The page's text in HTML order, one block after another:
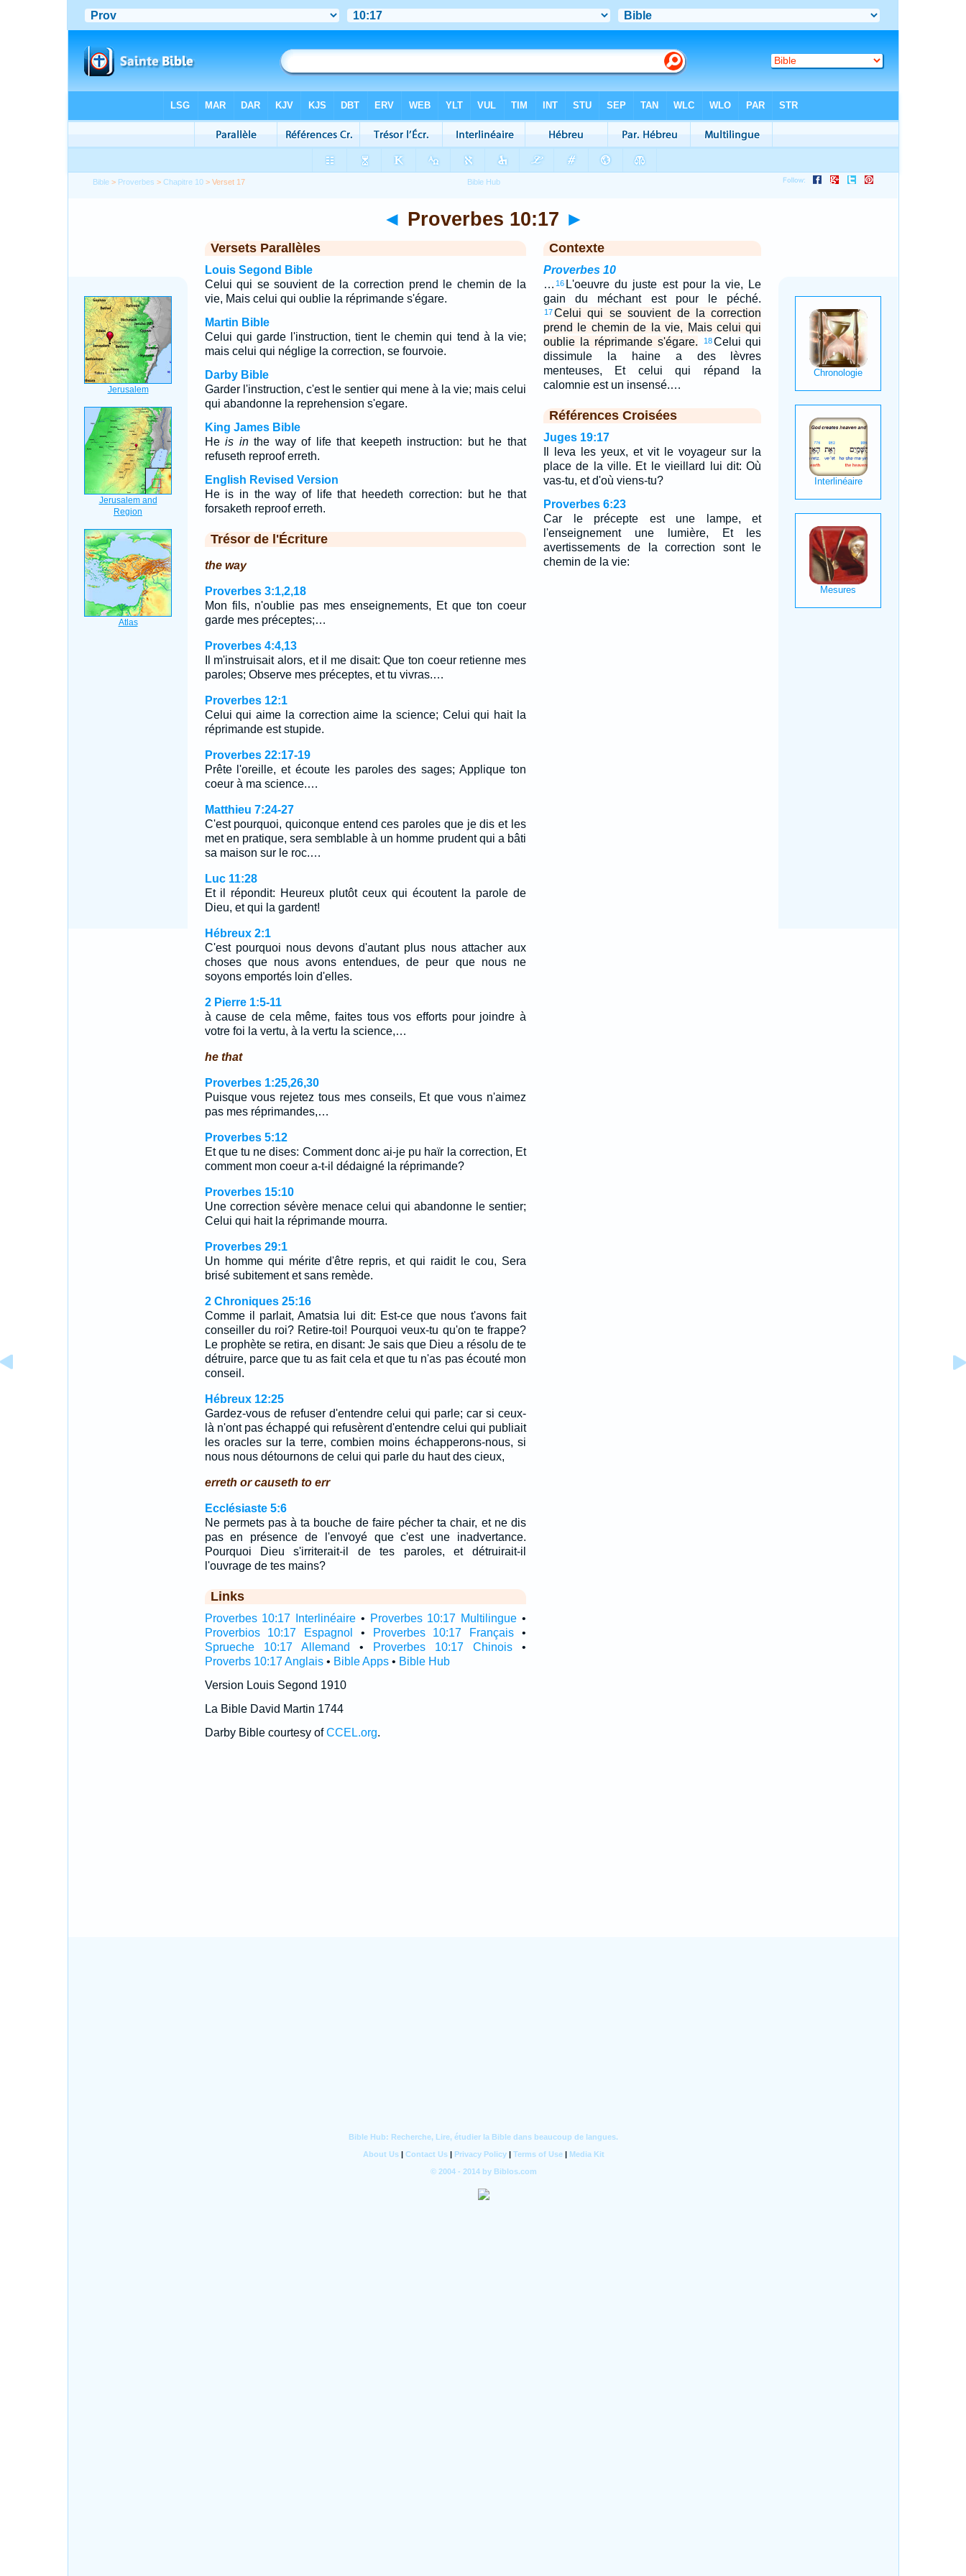
Bible > Proverbes >Chapitre 10 > Verset 17
◄ Proverbes 10:17 ►
Versets Parallèles
Louis Segond Bible
Celui qui se souvient de la correction prend le chemin de la
vie, Mais celui qui oublie la réprimande s'égare.
Martin Bible
Celui qui garde l'instruction, tient le chemin qui tend à la vie;
mais celui qui néglige la correction, se fourvoie.
Darby Bible
Garder l'instruction, c'est le sentier qui mene à la vie; mais celui
qui abandonne la reprehension s'egare.
King James Bible
Heis inthe way of life that keepeth instruction: but he that
refuseth reproof erreth.
English Revised Version
He is in the way of life that heedeth correction: but he that
forsaketh reproof erreth.
Trésor de l'Écriture
the way
Proverbes 3:1,2,18
Mon fils, n'oublie pas mes enseignements, Et que ton coeur
garde mes préceptes;…
Proverbes 4:4,13
Il m'instruisait alors, et il me disait: Que ton coeur retienne mes
paroles; Observe mes préceptes, et tu vivras.…
Proverbes 12:1
Celui qui aime la correction aime la science; Celui qui hait la
réprimande est stupide.
Proverbes 22:17-19
Prête l'oreille, et écoute les paroles des sages; Applique ton
coeur à ma science.…
Matthieu 7:24-27
C'est pourquoi, quiconque entend ces paroles que je dis et les
met en pratique, sera semblable à un homme prudent qui a bâti
sa maison sur le roc.…
Luc 11:28
Et il répondit: Heureux plutôt ceux qui écoutent la parole de
Dieu, et qui la gardent!
Hébreux 2:1
C'est pourquoi nous devons d'autant plus nous attacher aux
choses que nous avons entendues, de peur que nous ne
soyons emportés loin d'elles.
2 Pierre 1:5-11
à cause de cela même, faites tous vos efforts pour joindre à
votre foi la vertu, à la vertu la science,…
he that
Proverbes 1:25,26,30
Puisque vous rejetez tous mes conseils, Et que vous n'aimez
pas mes réprimandes,…
Proverbes 5:12
Et que tu ne dises: Comment donc ai-je pu haïr la correction, Et
comment mon coeur a-t-il dédaigné la réprimande?
Proverbes 15:10
Une correction sévère menace celui qui abandonne le sentier;
Celui qui hait la réprimande mourra.
Proverbes 29:1
Un homme qui mérite d'être repris, et qui raidit le cou, Sera
brisé subitement et sans remède.
2 Chroniques 25:16
Comme il parlait, Amatsia lui dit: Est-ce que nous t'avons fait
conseiller du roi? Retire-toi! Pourquoi veux-tu qu'on te frappe?
Le prophète se retira, en disant: Je sais que Dieu a résolu de te
détruire, parce que tu as fait cela et que tu n'as pas écouté mon
conseil.
Hébreux 12:25
Gardez-vous de refuser d'entendre celui qui parle; car si ceux-
là n'ont pas échappé qui refusèrent d'entendre celui qui publiait
les oracles sur la terre, combien moins échapperons-nous, si
nous nous détournons de celui qui parle du haut des cieux,
erreth or causeth to err
Ecclésiaste 5:6
Ne permets pas à ta bouche de faire pécher ta chair, et ne dis
pas en présence de l'envoyé que c'est une inadvertance.
Pourquoi Dieu s'irriterait-il de tes paroles, et détruirait-il
l'ouvrage de tes mains?
Links
Proverbes 10:17 Interlinéaire • Proverbes 10:17 Multilingue •
Proverbios 10:17 Espagnol
• Proverbes 10:17 Français •
Sprueche 10:17 Allemand • Proverbes 10:17 Chinois•
Proverbs 10:17 Anglais• Bible Apps• Bible Hub
Version Louis Segond 1910
La Bible David Martin 1744
Darby Bible courtesy ofCCEL.org.
Contexte
Proverbes 10
… 16 L'oeuvre du juste est pour la vie, Le
gain du méchant est pour le péché.
17Celui qui se souvient de la correction
prend le chemin de la vie, Mais celui qui
oublie la réprimande s'égare.
18 Celui qui
dissimule la haine a des lèvres
menteuses, Et celui qui répand la
calomnie est un insensé.…
Références Croisées
Juges 19:17
Il leva les yeux, et vit le voyageur sur la
place de la ville. Et le vieillard lui dit: Où
vas-tu, et d'où viens-tu?
Proverbes 6:23
Car le précepte est une lampe, et
l'enseignement une lumière, Et les
avertissements de la correction sont le
chemin de la vie: